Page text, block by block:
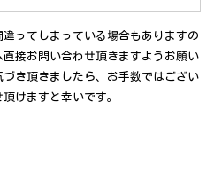
ってしまっている場合もありますの
接お問い合わせ頂きますようお願い
き頂きましたら、お手数ではござい
けますと幸いです。